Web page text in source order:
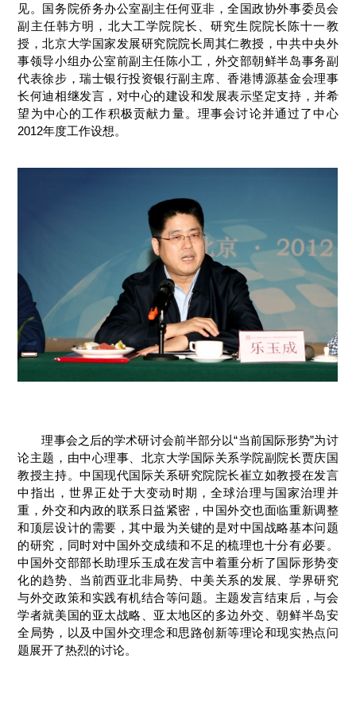
见。国务院侨务办公室副主任何亚非，全国政协外事委员会
副主任韩方明，北大工学院院长、研究生院院长陈十一教
授，北京大学国家发展研究院院长周其仁教授，中共中央外
事领导小组办公室前副主任陈小工，外交部朝鲜半岛事务副
代表徐步，瑞士银行投资银行副主席、香港博源基金会理事
长何迪相继发言，对中心的建设和发展表示坚定支持，并希
望为中心的工作积极贡献力量。理事会讨论并通过了中心
2012年度工作设想。
理事会之后的学术研讨会前半部分以“当前国际形势”为讨
论主题，由中心理事、北京大学国际关系学院副院长贾庆国
教授主持。中国现代国际关系研究院院长崔立如教授在发言
中指出，世界正处于大变动时期，全球治理与国家治理并
重，外交和内政的联系日益紧密，中国外交也面临重新调整
和顶层设计的需要，其中最为关键的是对中国战略基本问题
的研究，同时对中国外交成绩和不足的梳理也十分有必要。
中国外交部部长助理乐玉成在发言中着重分析了国际形势变
化的趋势、当前西亚北非局势、中美关系的发展、学界研究
与外交政策和实践有机结合等问题。主题发言结束后，与会
学者就美国的亚太战略、亚太地区的多边外交、朝鲜半岛安
全局势，以及中国外交理念和思路创新等理论和现实热点问
题展开了热烈的讨论。